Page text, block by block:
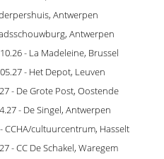
Antwerpen
Antwerpen
- La Madeleine, Brussel
- Het Depot, Leuven
- De Grote Post, Oostende
- De Singel, Antwerpen
CCHA/cultuurcentrum, Hasselt
- CC De Schakel, Waregem